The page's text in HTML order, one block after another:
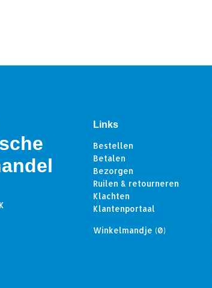
Links
Bestellen
Betalen
Bezorgen
Ruilen & retourneren
Klachten
Klantenportaal
Winkelmandje (0)